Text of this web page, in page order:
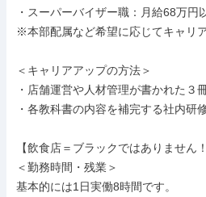
・スーパーバイザー職：月給68万円
※本部配属など希望に応じてキャリ
＜キャリアアップの方法＞
・店舗運営や人材管理が書かれた３
・各教科書の内容を補完する社内研
【飲食店＝ブラックではありません！
＜勤務時間・残業＞
基本的には1日実働8時間です。